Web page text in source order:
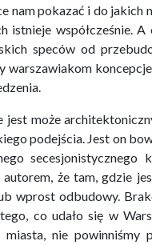
nam pokazać i do jakich
współcześnie. A
speców od
warszawiakom
może
podejścia. Jest on
secesjonistycznego
że tam, gdzie
wprost odbudowy.
co udało się w
nie powinniśmy